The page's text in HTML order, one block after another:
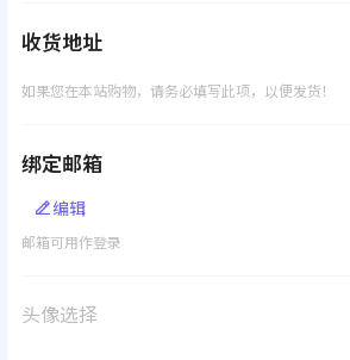
收货地址
如果您在本站购物，请务必填写此项，以便发货！
绑定邮箱
编辑
邮箱可用作登录
头像选择